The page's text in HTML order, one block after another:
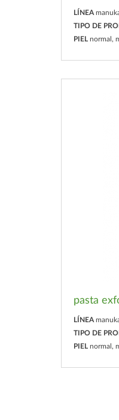
LÍNEA
TIPO DE
PIEL normal,
pasta
LÍNEA
TIPO DE
PIEL normal,